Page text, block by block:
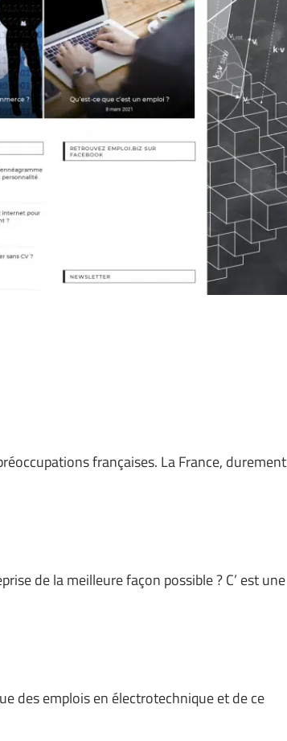
françaises. La France, durement
de la meilleure façon possible ? C’ est une
des emplois en électrotechnique et de ce